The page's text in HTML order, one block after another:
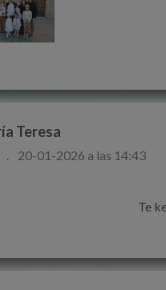
Teresa
. 20-01-2026 a las 14:43